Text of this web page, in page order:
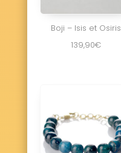
Boji – Isis et Osiris
139,90€